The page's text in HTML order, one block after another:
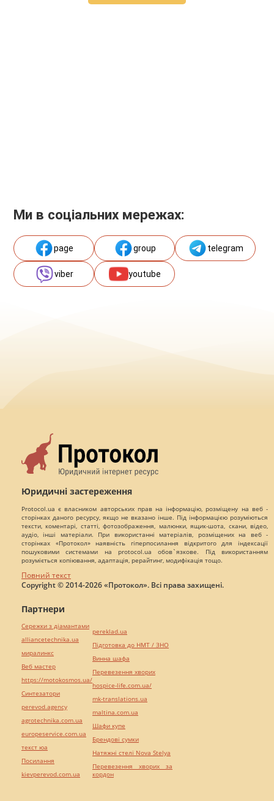
Ми в соціальних мережах:
page group telegram
viber youtube
Юридичні застереження
Protocol.ua є власником авторських прав на інформацію, розміщену на веб -
сторінках даного ресурсу, якщо не вказано інше. Під інформацією розуміються
тексти, коментарі, статті, фотозображення, малюнки, ящик-шота, скани, відео,
аудіо, інші матеріали. При використанні матеріалів, розміщених на веб -
сторінках «Протокол» наявність гіперпосилання відкритого для індексації
пошуковими системами на protocol.ua обов`язкове. Під використанням
розуміється копіювання, адаптація, рерайтинг, модифікація тощо.
Повний текст
Copyright © 2014-2026 «Протокол». Всі права захищені.
Партнери
Сережки з діамантами
alliancetechnika.ua
миралинкс
Веб мастер
https://motokosmos.ua/
Синтезатори
perevod.agency
agrotechnika.com.ua
europeservice.com.ua
текст юа
Посилання
kievperevod.com.ua
pereklad.ua
Підготовка до НМТ / ЗНО
Винна шафа
Перевезення хворих
hospice-life.com.ua/
mk-translations.ua
maltina.com.ua
Шафи купе
Брендові сумки
Натяжні стелі Nova Stelya
Перевезення хворих за
кордон